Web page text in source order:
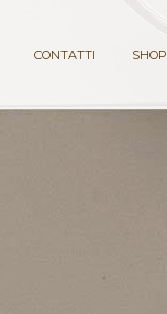
CONTATTI SHOP